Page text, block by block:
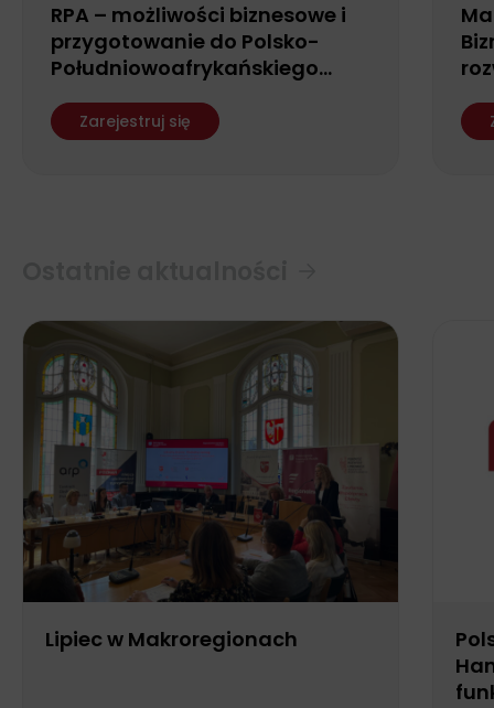
RPA – możliwości biznesowe i
przygotowanie do Polsko-
Południowoafrykańskiego
Zarejestruj się
Lipiec w Makroregionach